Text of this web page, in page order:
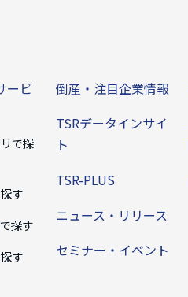
ービ
で探
す
探す
す
倒産・注目企業情報
TSRデータインサイ
ト
TSR-PLUS
ニュース・リリース
セミナー・イベント